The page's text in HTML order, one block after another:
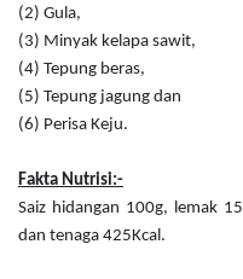
(2) Gula,
(3) Minyak kelapa sawit,
(4) Tepung beras,
(5) Tepung jagung dan
(6) Perisa Keju.
Fakta Nutrisi:-
Saiz hidangan 100g, lemak
dan tenaga 425Kcal.